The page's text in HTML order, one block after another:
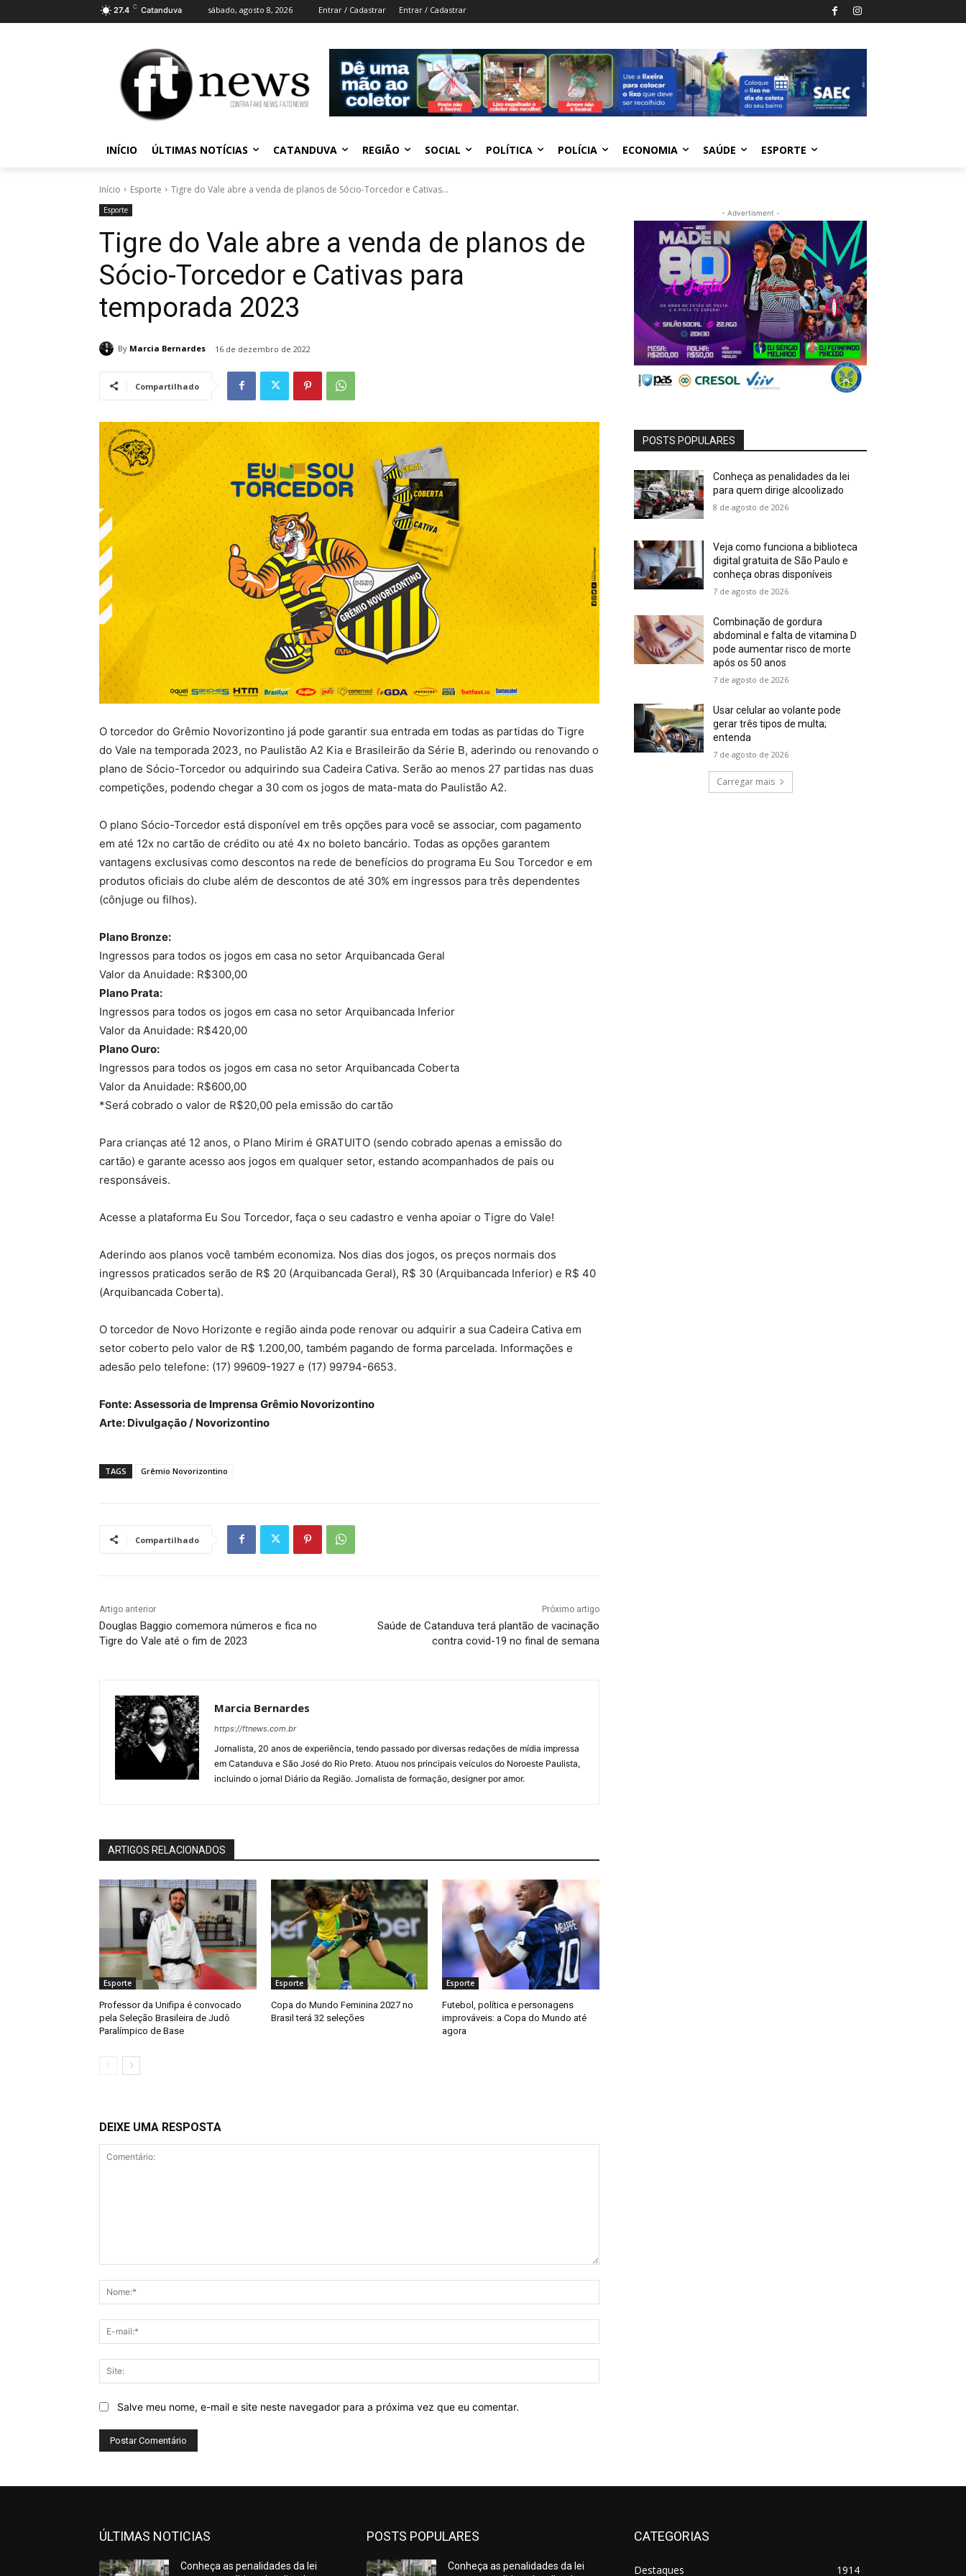
27.4 C Catanduva sábado, agosto 8, 2026 Entrar / Cadastrar Entrar / Cadastrar
INÍCIO ÚLTIMAS NOTÍCIAS CATANDUVA REGIÃO SOCIAL POLÍTICA POLÍCIA ECONOMIA SAÚDE ESPORTE
Início Esporte Tigre do Vale abre a venda de planos de Sócio-Torcedor e Cativas...
Esporte
Tigre do Vale abre a venda de planos de
Sócio-Torcedor e Cativas para
temporada 2023
By Marcia Bernardes 16 de dezembro de 2022
Compartilhado
O torcedor do Grêmio Novorizontino já pode garantir sua entrada em todas as partidas do Tigre
do Vale na temporada 2023, no Paulistão A2 Kia e Brasileirão da Série B, aderindo ou renovando o
plano de Sócio-Torcedor ou adquirindo sua Cadeira Cativa. Serão ao menos 27 partidas nas duas
competições, podendo chegar a 30 com os jogos de mata-mata do Paulistão A2.
O plano Sócio-Torcedor está disponível em três opções para você se associar, com pagamento
em até 12x no cartão de crédito ou até 4x no boleto bancário. Todas as opções garantem
vantagens exclusivas como descontos na rede de benefícios do programa Eu Sou Torcedor e em
produtos oficiais do clube além de descontos de até 30% em ingressos para três dependentes
(cônjuge ou filhos).
Plano Bronze:
Ingressos para todos os jogos em casa no setor Arquibancada Geral
Valor da Anuidade: R$300,00
Plano Prata:
Ingressos para todos os jogos em casa no setor Arquibancada Inferior
Valor da Anuidade: R$420,00
Plano Ouro:
Ingressos para todos os jogos em casa no setor Arquibancada Coberta
Valor da Anuidade: R$600,00
*Será cobrado o valor de R$20,00 pela emissão do cartão
Para crianças até 12 anos, o Plano Mirim é GRATUITO (sendo cobrado apenas a emissão do
cartão) e garante acesso aos jogos em qualquer setor, estando acompanhados de pais ou
responsáveis.
Acesse a plataforma Eu Sou Torcedor, faça o seu cadastro e venha apoiar o Tigre do Vale!
Aderindo aos planos você também economiza. Nos dias dos jogos, os preços normais dos
ingressos praticados serão de R$ 20 (Arquibancada Geral), R$ 30 (Arquibancada Inferior) e R$ 40
(Arquibancada Coberta).
O torcedor de Novo Horizonte e região ainda pode renovar ou adquirir a sua Cadeira Cativa em
setor coberto pelo valor de R$ 1.200,00, também pagando de forma parcelada. Informações e
adesão pelo telefone: (17) 99609-1927 e (17) 99794-6653.
Fonte: Assessoria de Imprensa Grêmio Novorizontino
Arte: Divulgação / Novorizontino
TAGS Grêmio Novorizontino
Compartilhado
Artigo anterior
Douglas Baggio comemora números e fica no
Tigre do Vale até o fim de 2023
Próximo artigo
Saúde de Catanduva terá plantão de vacinação
contra covid-19 no final de semana
Marcia Bernardes
https://ftnews.com.br
Jornalista, 20 anos de experiência, tendo passado por diversas redações de mídia impressa
em Catanduva e São José do Rio Preto. Atuou nos principais veículos do Noroeste Paulista,
incluindo o jornal Diário da Região. Jornalista de formação, designer por amor.
ARTIGOS RELACIONADOS
Esporte
Professor da Unifipa é convocado
pela Seleção Brasileira de Judô
Paralímpico de Base
Esporte
Copa do Mundo Feminina 2027 no
Brasil terá 32 seleções
Esporte
Futebol, política e personagens
improváveis: a Copa do Mundo até
agora
DEIXE UMA RESPOSTA
mail:*
Salve meu nome, e-mail e site neste navegador para a próxima vez que eu comentar.
- Advertisment -
POSTS POPULARES
Conheça as penalidades da lei
para quem dirige alcoolizado
8 de agosto de 2026
Veja como funciona a biblioteca
digital gratuita de São Paulo e
conheça obras disponíveis
7 de agosto de 2026
Combinação de gordura
abdominal e falta de vitamina D
pode aumentar risco de morte
após os 50 anos
7 de agosto de 2026
Usar celular ao volante pode
gerar três tipos de multa;
entenda
7 de agosto de 2026
Carregar mais
ÚLTIMAS NOTICIAS
Conheça as penalidades da lei
POSTS POPULARES
Conheça as penalidades da lei
CATEGORIAS
Destaques 1914